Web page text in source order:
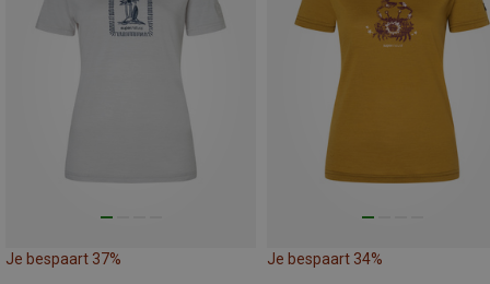
Je bespaart 37% Je bespaart 34%